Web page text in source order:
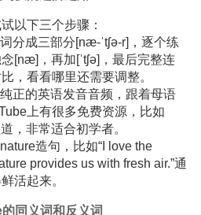
以下三个步骤：
分成三部分[næ-ˈtʃə-r]，逐个练
[næ]，再加[ˈtʃə]，最后完整连
，看看哪里还需要调整。
正的英语发音音频，跟着母语
上有很多免费资源，比如
，非常适合初学者。
造句，比如“I love the
provides us with fresh air.”通
活起来。
同义词和反义词